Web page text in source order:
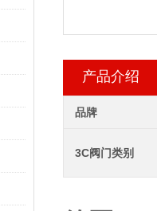
产品介绍
品牌
3C阀门类别